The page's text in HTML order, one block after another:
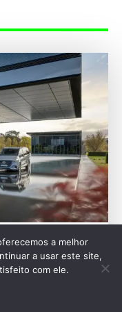
130 anos de
2026
a melhor
a usar este site,
com ele.